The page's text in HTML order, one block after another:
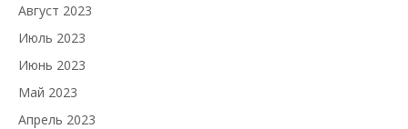
Август 2023
Июль 2023
Июнь 2023
Май 2023
Апрель 2023